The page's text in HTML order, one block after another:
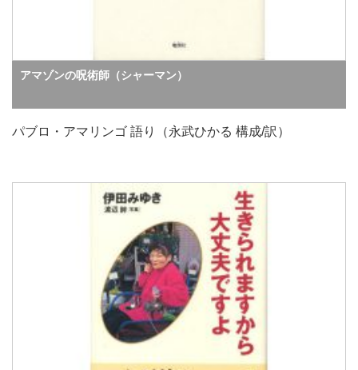
アマゾンの呪術師（シャーマン）
パブロ・アマリンゴ 語り（永武ひかる 構成/訳）